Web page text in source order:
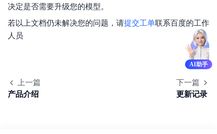
决定是否需要升级您的模型。
若以上文档仍未解决您的问题，请提交工单联系百度的工作
人员
上一篇
产品介绍
下一篇
更新记录
AI助手